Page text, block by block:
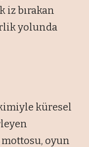
iz bırakan
yolunda
küresel
mottosu, oyun